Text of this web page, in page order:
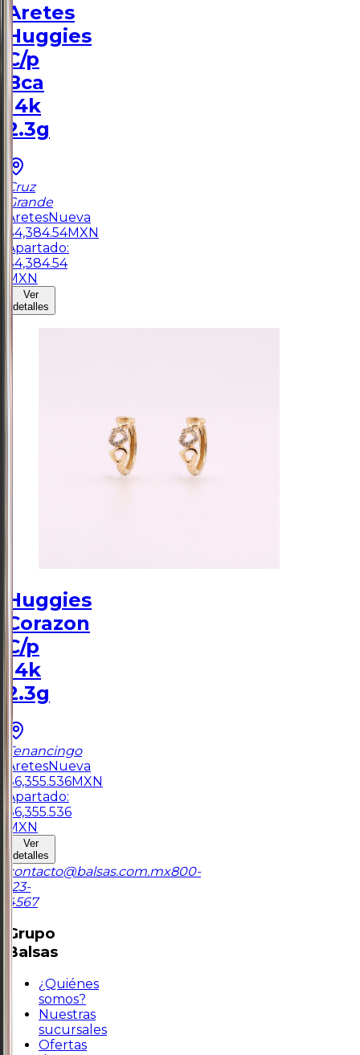
Aretes
Huggies
C/p
Bca
14k
2.3g
Cruz
Grande
AretesNueva
$4,384.54MXN
Apartado:
$4,384.54
MXN
Ver
detalles
Huggies
Corazon
C/p
14k
2.3g
Tenancingo
AretesNueva
$6,355.536MXN
Apartado:
$6,355.536
MXN
Ver
detalles
contacto@balsas.com.mx800-
123-
4567
Grupo
Balsas
¿Quiénes
somos?
Nuestras
sucursales
Ofertas